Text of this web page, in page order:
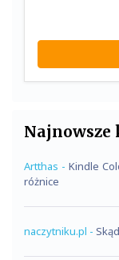
Najnowsze
Artthas - Kindle
różnice
naczytniku.pl -